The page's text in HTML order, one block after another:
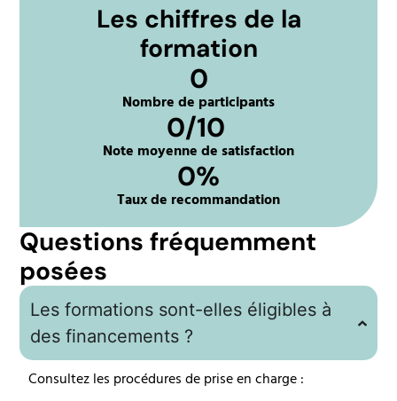
Les chiffres de la
formation
Nombre de participants
0
Note moyenne de satisfaction
0/10
Taux de recommandation
0%
Questions fréquemment
posées
Les formations sont-elles éligibles à
des financements ?
Consultez les procédures de prise en charge :